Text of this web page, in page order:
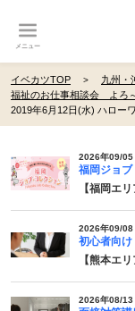
メニュー
イベカツTOP 九州・
福祉のお仕事相談会 よろ
2019年6月12日(水) ハロー
2026年09/05
福岡ジョ
【福岡エ
2026年09/08
初心者向
【熊本エ
2026年08/13